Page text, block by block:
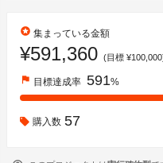
stars 集まっている金額
¥591,360 (目標
flag 目標達成率 591%
購入数 57